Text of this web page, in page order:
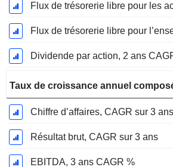
Dividende par action, 2 ans
Taux de croissance annuel
Chiffre d’affaires, CAGR sur 3 ans
Résultat brut, CAGR sur 3 ans
EBITDA, 3 ans CAGR %